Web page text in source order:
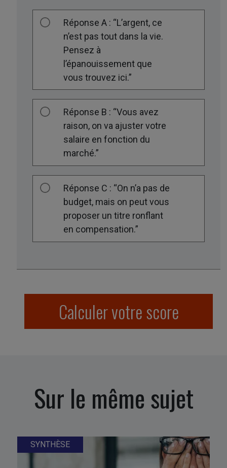
Réponse A : “L’argent, ce
n’est pas tout dans la vie.
Pensez à
l’épanouissement que
vous trouvez ici.”
Réponse B : “Vous avez
raison, on va ajuster votre
salaire en fonction du
marché.”
Réponse C : “On n’a pas de
budget, mais on peut vous
proposer un titre ronflant
en compensation.”
Calculer votre score
Sur le même sujet
SYNTHÈSE